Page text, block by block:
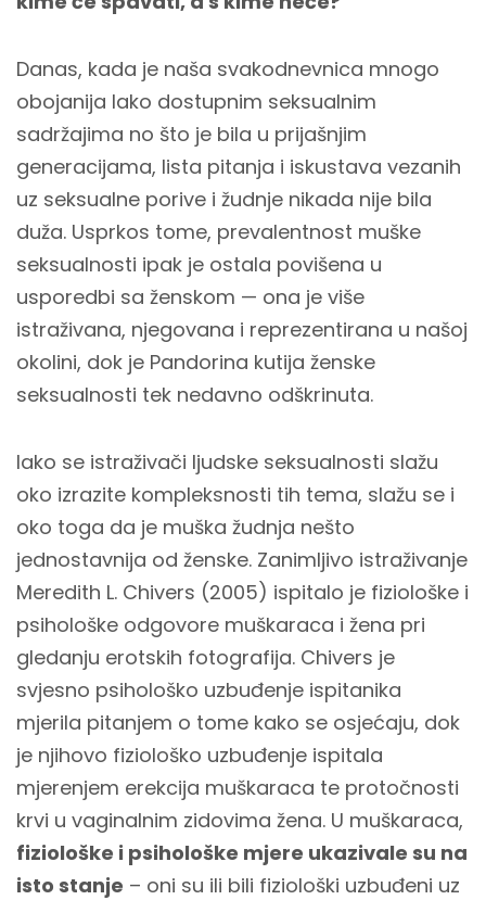
Danas, kada je naša svakodnevnica mnogo
obojanija lako dostupnim seksualnim
sadržajima no što je bila u prijašnjim
generacijama, lista pitanja i iskustava vezanih
uz seksualne porive i žudnje nikada nije bila
duža. Usprkos tome, prevalentnost muške
seksualnosti ipak je ostala povišena u
usporedbi sa ženskom — ona je više
istraživana, njegovana i reprezentirana u našoj
okolini, dok je Pandorina kutija ženske
seksualnosti tek nedavno odškrinuta.
Iako se istraživači ljudske seksualnosti slažu
oko izrazite kompleksnosti tih tema, slažu se i
oko toga da je muška žudnja nešto
jednostavnija od ženske. Zanimljivo istraživanje
Meredith L. Chivers (2005) ispitalo je fiziološke i
psihološke odgovore muškaraca i žena pri
gledanju erotskih fotografija. Chivers je
svjesno psihološko uzbuđenje ispitanika
mjerila pitanjem o tome kako se osjećaju, dok
je njihovo fiziološko uzbuđenje ispitala
mjerenjem erekcija muškaraca te protočnosti
krvi u vaginalnim zidovima žena. U muškaraca,
fiziološke i psihološke mjere ukazivale su na
isto stanje – oni su ili bili fiziološki uzbuđeni uz